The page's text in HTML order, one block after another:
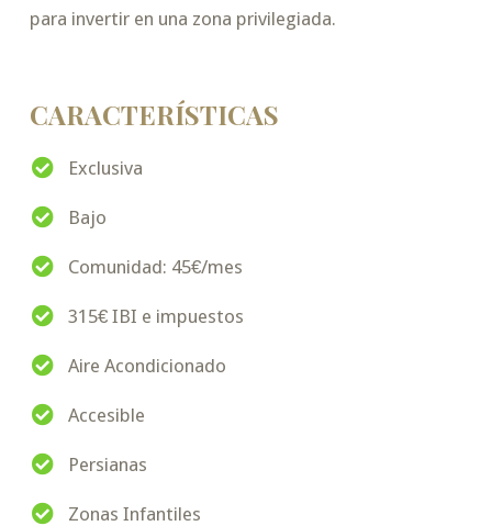
para invertir en una zona privilegiada.
CARACTERÍSTICAS
Exclusiva
Bajo
Comunidad: 45€/mes
315€ IBI e impuestos
Aire Acondicionado
Accesible
Persianas
Zonas Infantiles